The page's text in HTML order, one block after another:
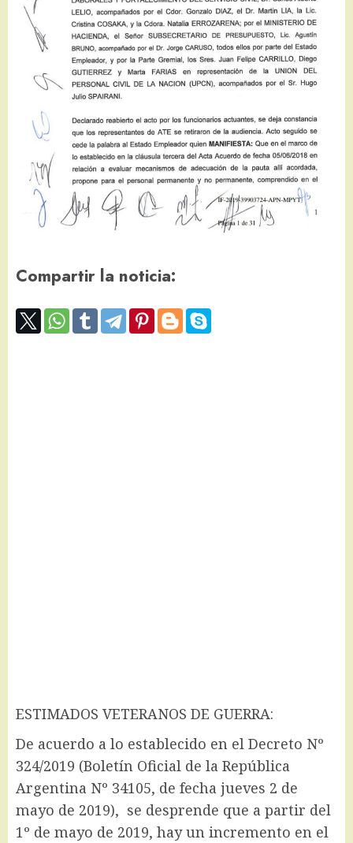
Compartir la noticia:
ESTIMADOS VETERANOS DE GUERRA:
De acuerdo a lo establecido en el Decreto Nº
324/2019 (Boletín Oficial de la República
Argentina Nº 34105, de fecha jueves 2 de
mayo de 2019), se desprende que a partir del
1º de mayo de 2019, hay un incremento en el